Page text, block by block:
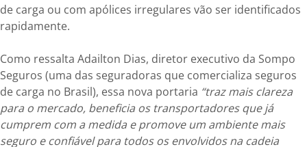
de carga ou com apólices irregulares vão ser identificados
rapidamente.
Como ressalta Adailton Dias, diretor executivo da Sompo
Seguros (uma das seguradoras que comercializa seguros
de carga no Brasil), essa nova portaria “traz mais clareza
para o mercado, beneficia os transportadores que já
cumprem com a medida e promove um ambiente mais
seguro e confiável para todos os envolvidos na cadeia